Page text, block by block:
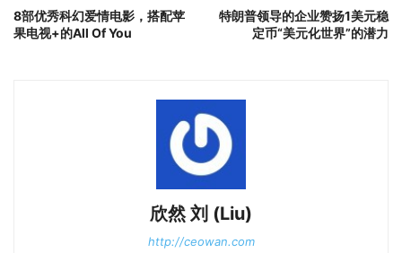
8部优秀科幻爱情电影，搭配苹
果电视+的All Of You
特朗普领导的企业赞扬1美元稳
定币“美元化世界”的潜力
欣然 刘 (Liu)
http://ceowan.com